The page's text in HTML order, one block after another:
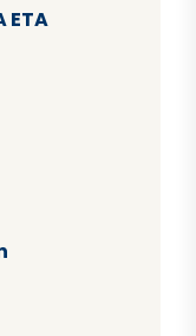
ETA